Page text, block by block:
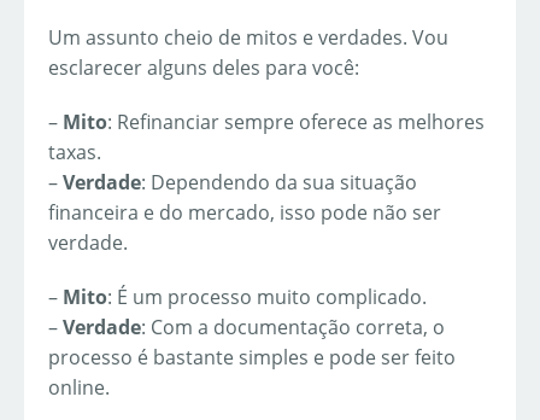
Um assunto cheio de mitos e verdades. Vou
esclarecer alguns deles para você:
– Mito: Refinanciar sempre oferece as melhores
taxas.
–Verdade: Dependendo da sua situação
financeira e do mercado, isso pode não ser
verdade.
– Mito: É um processo muito complicado.
–Verdade: Com a documentação correta, o
processo é bastante simples e pode ser feito
online.